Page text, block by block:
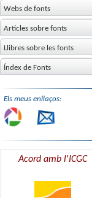
Webs de fonts
Articles sobre fonts
Llibres sobre les fonts
Índex de Fonts
Els meus enllaços:
Acord amb l'ICGC